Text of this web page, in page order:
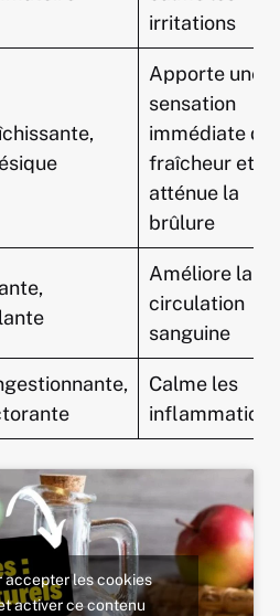
irritations
Apporte une
sensation
immédiate de
fraîcheur et
atténue la
brûlure
Améliore la
circulation
sanguine
Calme les
inflammations
accepter les cookies
activer ce contenu